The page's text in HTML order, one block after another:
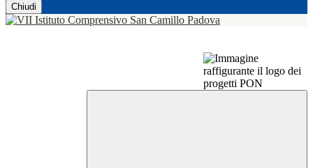
Chiudi